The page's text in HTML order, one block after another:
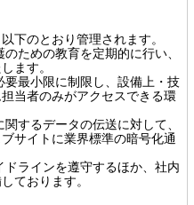
下のとおり管理されます。
ための教育を定期的に行い、
ます。
最小限に制限し、設備上・技
当者のみがアクセスできる環
するデータの伝送に対して、
サイトに業界標準の暗号化通
ラインを遵守するほか、社内
ております。